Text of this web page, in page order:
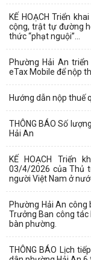
KẾ HOẠCH Triển
cộng, trật tự đường
thức “phạt nguội”...
Phường Hải An
eTax Mobile để nộp
Hướng dẫn nộp thuế
THÔNG BÁO Số
Hải An
KẾ HOẠCH Triển
03/4/2026 của Thủ
người Việt Nam ở
Phường Hải An
Trưởng Ban công
bàn phường.
THÔNG BÁO Lịch